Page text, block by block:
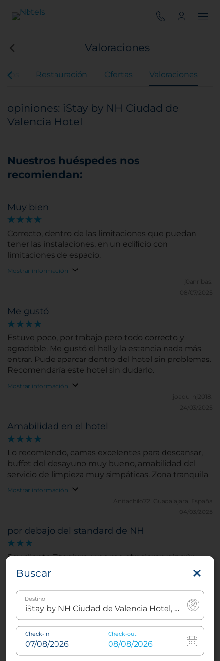
Valoraciones
Restauración Ofertas Valoraciones
opiniones: iStay by NH Ciudad de
Valencia Hotel
Nuestros huéspedes nos
recomiendan:
Muy bien
Correcto, dentro de las limitaciones que puedan
tener las instalaciones, en un edificio con
limitaciones de espacio.
Mostrar información
j0anribas.
08/07/2025
Me gustó
Estuve poco, por trabajo pero todo correcto y
agradable. Me gustó el hall y la estancia nada más
entrar. Pude aparcar dentro del hotel sin problemas.
Recomendaría este hotel sin dudarlo.
Mostrar información
joaqu_nj2018.
24/03/2025
Amabilidad en el hotel
Lo recomiendo, camas excelentes para descansar,
buffet del desayuno muy bueno, amabilidad del
servicio de limpieza muy simpáticas. Zona tranquila
Mostrar información
Anitachilo72.
Guadalajara, España
04/03/2025
por debajo del standard de NH
Soy cliente Titanium, y no me ofrecieron ningún
upgrade. Lo solicite y me dijeron que no disponian
de habitaciones superiores a la mia, cuando si
disponian de Junio suite.
Mostrar información
Madrid, España
01/07/2025
Buen servicio pero habitaciones sin mucha
ventilacion
Buscar
Destino
Check-in Check-out